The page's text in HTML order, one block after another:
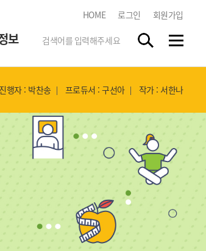
HOME 로그인 회원가입
보
tbn 교통방송 스마트앱
스마트폰 앱 스토어에서
"tbn"
을 검색하시고 무료로
다운받으세요.
각 지역 라디오 방송을 청취하실
수 있습니다.
진행자 : 박찬송 프로듀서 : 구선아 작가 : 서한나